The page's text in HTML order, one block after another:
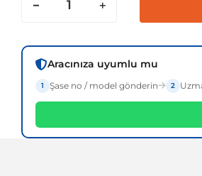
Aracınıza uyumlu mu
1 Şase no / model gönderin 2